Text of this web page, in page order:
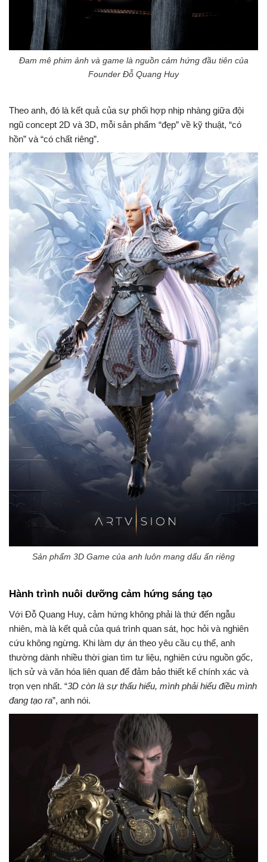
Đam mê phim ảnh và game là nguồn cảm hứng đầu tiên của
Founder Đỗ Quang Huy
Theo anh, đó là kết quả của sự phối hợp nhịp nhàng giữa đội
ngũ concept 2D và 3D, mỗi sản phẩm “đẹp” về kỹ thuật, “có
hồn” và “có chất riêng”.
Sản phẩm 3D Game của anh luôn mang dấu ấn riêng
Hành trình nuôi dưỡng cảm hứng sáng tạo
Với Đỗ Quang Huy, cảm hứng không phải là thứ đến ngẫu
nhiên, mà là kết quả của quá trình quan sát, học hỏi và nghiên
cứu không ngừng. Khi làm dự án theo yêu cầu cụ thể, anh
thường dành nhiều thời gian tìm tư liệu, nghiên cứu nguồn gốc,
lịch sử và văn hóa liên quan để đảm bảo thiết kế chính xác và
trọn vẹn nhất. “3D còn là sự thấu hiểu, mình phải hiểu điều mình
đang tạo ra”, anh nói.